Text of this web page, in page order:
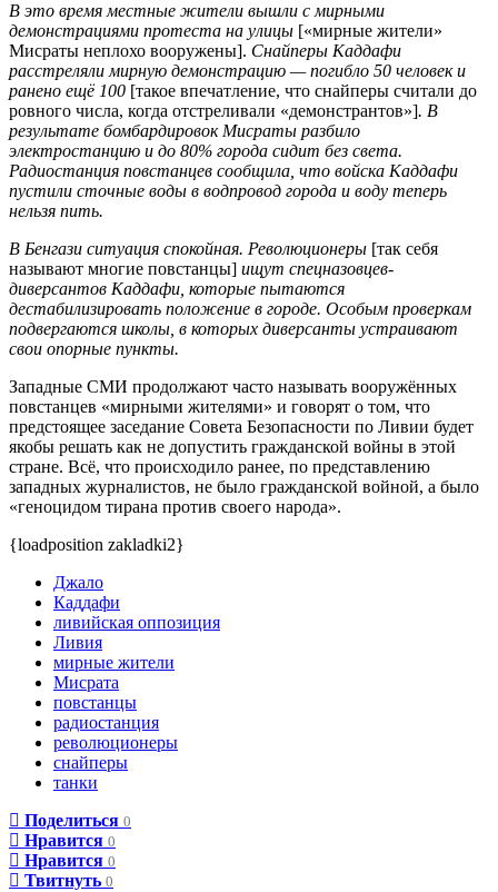
В это время местные жители вышли с мирными
демонстрациями протеста на улицы [«мирные жители»
Мисраты неплохо вооружены]. Снайперы Каддафи
расстреляли мирную демонстрацию — погибло 50 человек и
ранено ещё 100 [такое впечатление, что снайперы считали до
ровного числа, когда отстреливали «демонстрантов»]. В
результате бомбардировок Мисраты разбило
электростанцию и до 80% города сидит без света.
Радиостанция повстанцев сообщила, что войска Каддафи
пустили сточные воды в водпровод города и воду теперь
нельзя пить.
В Бенгази ситуация спокойная. Революционеры [так себя
называют многие повстанцы] ищут спецназовцев-
диверсантов Каддафи, которые пытаются
дестабилизировать положение в городе. Особым проверкам
подвергаются школы, в которых диверсанты устраивают
свои опорные пункты.
Западные СМИ продолжают часто называть вооружённых
повстанцев «мирными жителями» и говорят о том, что
предстоящее заседание Совета Безопасности по Ливии будет
якобы решать как не допустить гражданской войны в этой
стране. Всё, что происходило ранее, по представлению
западных журналистов, не было гражданской войной, а было
«геноцидом тирана против своего народа».
{loadposition zakladki2}
Джало
Каддафи
ливийская оппозиция
Ливия
мирные жители
Мисрата
повстанцы
радиостанция
революционеры
снайперы
танки
Поделиться 0
Нравится 0
Нравится 0
Твитнуть 0